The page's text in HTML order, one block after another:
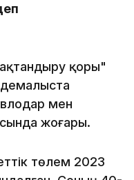
қоры"
демалыста
мен
жоғары.
төлем 2023